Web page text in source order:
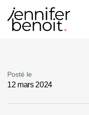
Posté le
12 mars 2024